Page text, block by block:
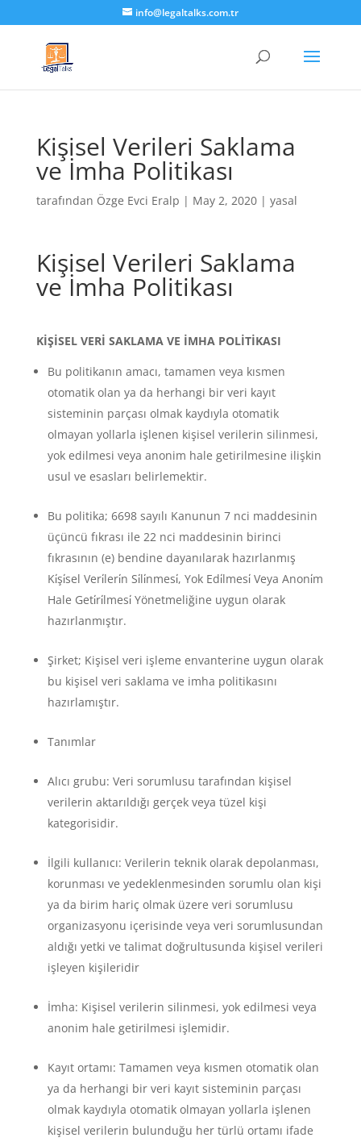
info@legaltalks.com.tr
Kişisel Verileri Saklama
ve İmha Politikası
tarafından Özge Evci Eralp | May 2, 2020| yasal
Kişisel Verileri Saklama
ve İmha Politikası
KİŞİSEL VERİ SAKLAMA VE İMHA POLİTİKASI
Bu politikanın amacı, tamamen veya kısmen
otomatik olan ya da herhangi bir veri kayıt
sisteminin parçası olmak kaydıyla otomatik
olmayan yollarla işlenen kişisel verilerin silinmesi,
yok edilmesi veya anonim hale getirilmesine ilişkin
usul ve esasları belirlemektir.
Bu politika; 6698 sayılı Kanunun 7 nci maddesinin
üçüncü fıkrası ile 22 nci maddesinin birinci
fıkrasının (e) bendine dayanılarak hazırlanmış
Ki̇şi̇sel Veri̇leri̇n Si̇li̇nmesi̇, Yok Edi̇lmesi̇ Veya Anoni̇m
Hale Geti̇ri̇lmesi̇ Yönetmeliğine uygun olarak
hazırlanmıştır.
Şirket; Kişisel veri işleme envanterine uygun olarak
bu kişisel veri saklama ve imha politikasını
hazırlamıştır.
Tanımlar
Alıcı grubu: Veri sorumlusu tarafından kişisel
verilerin aktarıldığı gerçek veya tüzel kişi
kategorisidir.
İlgili kullanıcı: Verilerin teknik olarak depolanması,
korunması ve yedeklenmesinden sorumlu olan kişi
ya da birim hariç olmak üzere veri sorumlusu
organizasyonu içerisinde veya veri sorumlusundan
aldığı yetki ve talimat doğrultusunda kişisel verileri
işleyen kişileridir
İmha: Kişisel verilerin silinmesi, yok edilmesi veya
anonim hale getirilmesi işlemidir.
Kayıt ortamı: Tamamen veya kısmen otomatik olan
ya da herhangi bir veri kayıt sisteminin parçası
olmak kaydıyla otomatik olmayan yollarla işlenen
kişisel verilerin bulunduğu her türlü ortamı ifade